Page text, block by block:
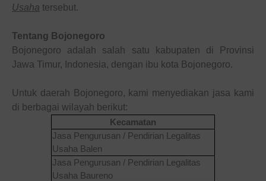
Usaha tersebut.
Tentang Bojonegoro
Bojonegoro adalah salah satu kabupaten di Provinsi
Jawa Timur, Indonesia, dengan ibu kota Bojonegoro.
Untuk daerah Bojonegoro, kami menyediakan jasa kami
di berbagai wilayah berikut:
Kecamatan
Jasa Pengurusan / Pendirian Legalitas
Usaha Balen
Jasa Pengurusan / Pendirian Legalitas
Usaha Baureno